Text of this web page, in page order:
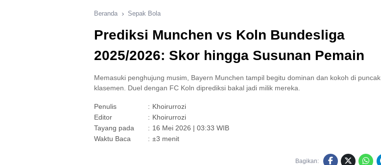
Beranda Sepak Bola
Prediksi Munchen vs Koln Bundesliga
2025/2026: Skor hingga Susunan Pemain
Memasuki penghujung musim, Bayern Munchen tampil begitu dominan dan kokoh di puncak
klasemen. Duel dengan FC Koln diprediksi bakal jadi milik mereka.
Penulis : Khoirurrozi
Editor
: Khoirurrozi
Tayang pada
: 16 Mei 2026 | 03:33 WIB
Waktu Baca
: ±3 menit
Bagikan: